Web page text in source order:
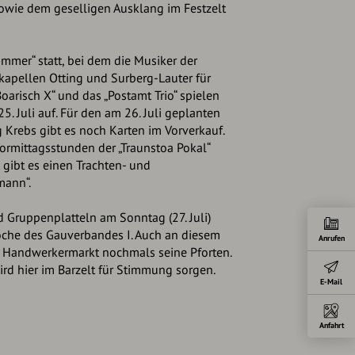
dem geselligen Ausklang im Festzelt
statt, bei dem die Musiker der
Otting und Surberg-Lauter für
X“ und das „Postamt Trio“ spielen
Juli auf. Für den am 26. Juli geplanten
Krebs gibt es noch Karten im Vorverkauf.
der „Traunstoa Pokal“
es einen Trachten- und
am Sonntag (27. Juli)
des Gauverbandes I. Auch an diesem
Handwerkermarkt nochmals seine Pforten.
hier im Barzelt für Stimmung sorgen.
Anrufen
E-Mail
Anfahrt